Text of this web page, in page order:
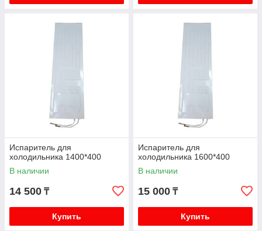
Испаритель для
холодильника 1400*400
В наличии
14 500 ₸
Купить
Испаритель для
холодильника 1600*400
В наличии
15 000 ₸
Купить